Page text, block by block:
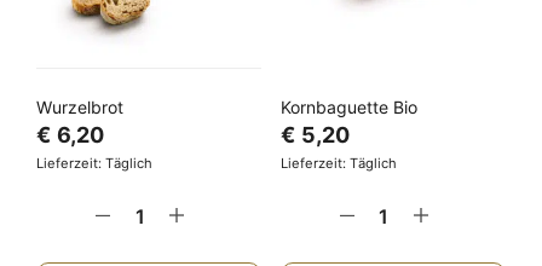
Wurzelbrot
€ 6,20
Lieferzeit: Täglich
Kornbaguette Bio
€ 5,20
Lieferzeit: Täglich